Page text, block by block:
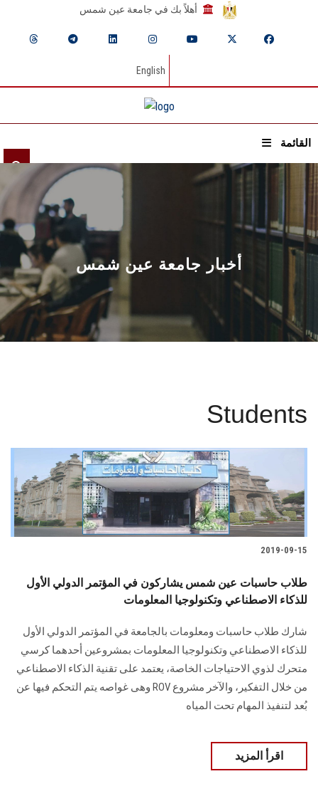
أهلاً بك في جامعة عين شمس
English
القائمة
الرئيسيـة
عن الجامعة
القطاعـات
الشئون الأكاديمية
البحث العلمي
الأنظمة الذكية
الإعلام
تواصل معنا
الطلاب
الدراسات العليا
الخريجين
أخبار جامعة عين شمس
Students
2019-09-15
طلاب حاسبات عين شمس يشاركون في المؤتمر الدولي الأول
للذكاء الاصطناعي وتكنولوجيا المعلومات
شارك طلاب حاسبات ومعلومات بالجامعة في المؤتمر الدولي الأول
للذكاء الاصطناعي وتكنولوجيا المعلومات بمشروعين أحدهما كرسي
متحرك لذوي الاحتياجات الخاصة، يعتمد على تقنية الذكاء الاصطناعي
من خلال التفكير، والآخر مشروع ROV وهى غواصه يتم التحكم فيها عن
بُعد لتنفيذ المهام تحت المياه
اقرأ المزيد